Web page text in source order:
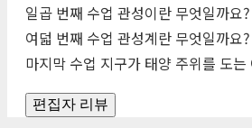
일곱 번째 수업 관성이란 무엇일까요?
여덟 번째 수업 관성계란 무엇일까요?
마지막 수업 지구가 태양 주위를 도
편집자 리뷰